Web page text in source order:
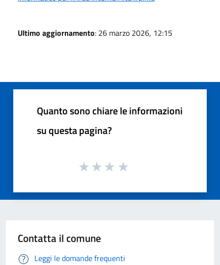
Ultimo aggiornamento: 26 marzo 2026, 12:15
Quanto sono chiare le informazioni
su questa pagina?
Contatta il comune
Leggi le domande frequenti